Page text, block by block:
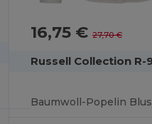
16,75 € 27,70 €
Russell Collection R-
Baumwoll-Popelin